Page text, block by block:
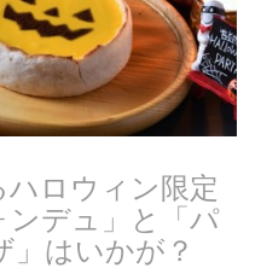
ロウィン限定
ンデュ」と「パ
」はいかが？